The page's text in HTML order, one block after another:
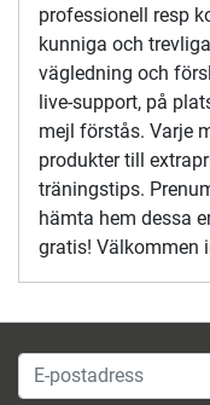
professionell resp
kunniga och
vägledning och
live-support, på
mejl förstås. Varje
produkter till
träningstips.
hämta hem dessa
gratis! Välkommen
E-postadress